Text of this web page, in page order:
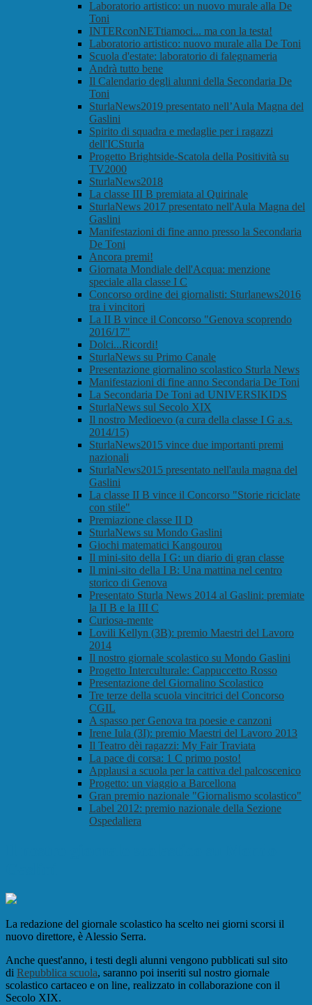
Laboratorio artistico: un nuovo murale alla De
Toni
INTERconNETtiamoci... ma con la testa!
Laboratorio artistico: nuovo murale alla De Toni
Scuola d'estate: laboratorio di falegnameria
Andrà tutto bene
Il Calendario degli alunni della Secondaria De
Toni
SturlaNews2019 presentato nell’Aula Magna del
Gaslini
Spirito di squadra e medaglie per i ragazzi
dell'ICSturla
Progetto Brightside-Scatola della Positività su
TV2000
SturlaNews2018
La classe III B premiata al Quirinale
SturlaNews 2017 presentato nell'Aula Magna del
Gaslini
Manifestazioni di fine anno presso la Secondaria
De Toni
Ancora premi!
Giornata Mondiale dell'Acqua: menzione
speciale alla classe I C
Concorso ordine dei giornalisti: Sturlanews2016
tra i vincitori
La II B vince il Concorso "Genova scoprendo
2016/17"
Dolci...Ricordi!
SturlaNews su Primo Canale
Presentazione giornalino scolastico Sturla News
Manifestazioni di fine anno Secondaria De Toni
La Secondaria De Toni ad UNIVERSIKIDS
SturlaNews sul Secolo XIX
Il nostro Medioevo (a cura della classe I G a.s.
2014/15)
SturlaNews2015 vince due importanti premi
nazionali
SturlaNews2015 presentato nell'aula magna del
Gaslini
La classe II B vince il Concorso "Storie riciclate
con stile"
Premiazione classe II D
SturlaNews su Mondo Gaslini
Giochi matematici Kangourou
Il mini-sito della I G: un diario di gran classe
Il mini-sito della I B: Una mattina nel centro
storico di Genova
Presentato Sturla News 2014 al Gaslini: premiate
la II B e la III C
Curiosa-mente
Lovili Kellyn (3B): premio Maestri del Lavoro
2014
Il nostro giornale scolastico su Mondo Gaslini
Progetto Interculturale: Cappuccetto Rosso
Presentazione del Giornalino Scolastico
Tre terze della scuola vincitrici del Concorso
CGIL
A spasso per Genova tra poesie e canzoni
Irene Iula (3I): premio Maestri del Lavoro 2013
Il Teatro dèi ragazzi: My Fair Traviata
La pace di corsa: 1 C primo posto!
Applausi a scuola per la cattiva del palcoscenico
Progetto: un viaggio a Barcellona
Gran premio nazionale "Giornalismo scolastico"
Label 2012: premio nazionale della Sezione
Ospedaliera
La redazione del giornale scolastico ha scelto nei giorni scorsi il
nuovo direttore, è Alessio Serra.
Anche quest'anno, i testi degli alunni vengono pubblicati sul sito
di Repubblica scuola, saranno poi inseriti sul nostro giornale
scolastico cartaceo e on line, realizzato in collaborazione con il
Secolo XIX.